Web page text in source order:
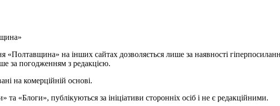
«Полтавщина» на інших сайтах дозволяється лише за наявності
за погодженням з редакцією.
на комерційній основі.
та «Блоги», публікуються за ініціативи сторонніх осіб і не є редакційними.